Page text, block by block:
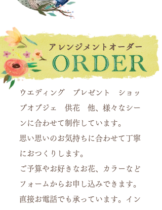
ウエディング プレゼント ショッ
プオブジェ 供花 他、様々なシー
ンに合わせて制作しています。
思い思いのお気持ちに合わせて丁寧
におつくりします。
ご予算やお好きなお花、カラーなど
フォームからお申し込みできます。
直接お電話でも承っています。イン
​アレンジメントオーダー